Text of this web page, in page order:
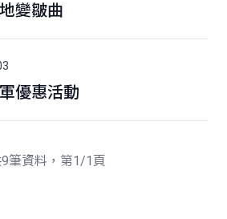
變皺曲
優惠活動
筆資料，第1/1頁